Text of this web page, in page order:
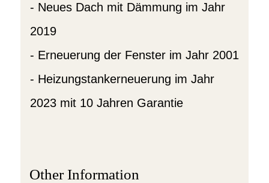
- Neues Dach mit Dämmung im Jahr
2019
- Erneuerung der Fenster im Jahr 2001
- Heizungstankerneuerung im Jahr
2023 mit 10 Jahren Garantie
Other Information